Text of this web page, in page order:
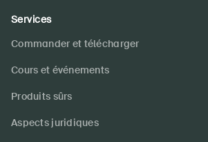
Services
Commander et télécharger
Cours et événements
Produits sûrs
Aspects juridiques